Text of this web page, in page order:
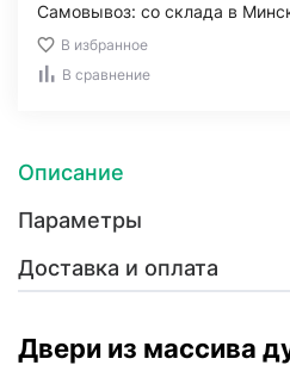
Самовывоз: со склада в
В избранное
В сравнение
Описание
Параметры
Доставка и оплата
Двери из массива